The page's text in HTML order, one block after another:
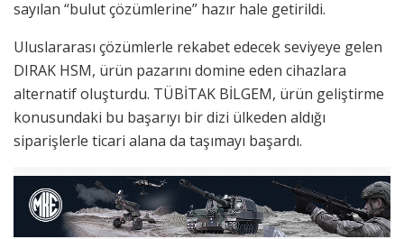
sayılan “bulut çözümlerine” hazır hale getirildi.
Uluslararası çözümlerle rekabet edecek seviyeye gelen
DIRAK HSM, ürün pazarını domine eden cihazlara
alternatif oluşturdu. TÜBİTAK BİLGEM, ürün geliştirme
konusundaki bu başarıyı bir dizi ülkeden aldığı
siparişlerle ticari alana da taşımayı başardı.